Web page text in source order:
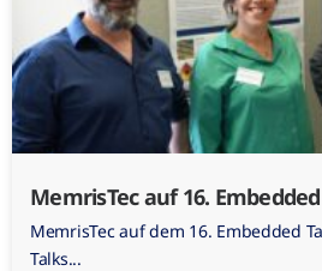
MemrisTec auf 16.
MemrisTec auf dem 16. Embedded
Talks...